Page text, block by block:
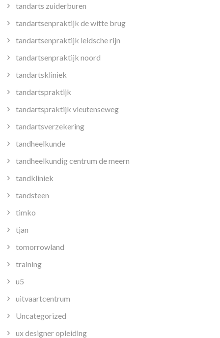
tandarts zuiderburen
tandartsenpraktijk de witte brug
tandartsenpraktijk leidsche rijn
tandartsenpraktijk noord
tandartskliniek
tandartspraktijk
tandartspraktijk vleutenseweg
tandartsverzekering
tandheelkunde
tandheelkundig centrum de meern
tandkliniek
tandsteen
timko
tjan
tomorrowland
training
u5
uitvaartcentrum
Uncategorized
ux designer opleiding